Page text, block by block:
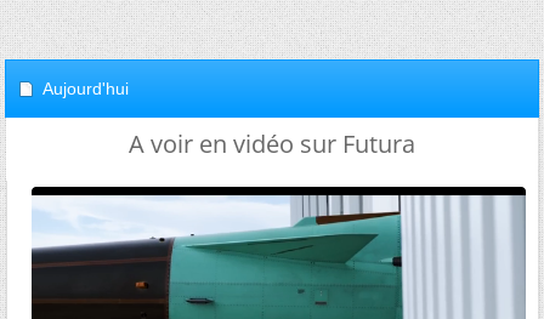
Aujourd'hui
A voir en vidéo sur Futura